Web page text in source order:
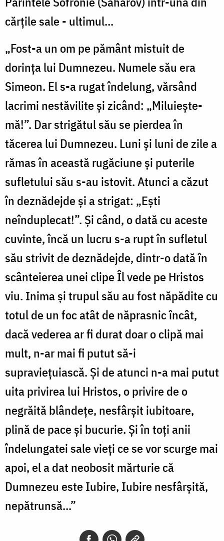
cărțile sale - ultimul...
„Fost-a un om pe pământ mistuit de
dorința lui Dumnezeu. Numele său era
Simeon. El s-a rugat îndelung, vărsând
lacrimi nestăvilite și zicând: „Miluiește-
mă!”. Dar strigătul său se pierdea în
tăcerea lui Dumnezeu. Luni și luni de zile a
rămas în această rugăciune și puterile
sufletului său s-au istovit. Atunci a căzut
în deznădejde și a strigat: „Ești
neînduplecat!”. Și când, o dată cu aceste
cuvinte, încă un lucru s-a rupt în sufletul
său strivit de deznădejde, dintr-o dată în
scânteierea unei clipe Îl vede pe Hristos
viu. Inima și trupul său au fost năpădite cu
totul de un foc atât de năprasnic încât,
dacă vederea ar fi durat doar o clipă mai
mult, n-ar mai fi putut să-i
supraviețuiască. Și de atunci n-a mai putut
uita privirea lui Hristos, o privire de o
negrăită blândețe, nesfârșit iubitoare,
plină de pace și bucurie. Și în toți anii
îndelungatei sale vieți ce se vor scurge mai
apoi, el a dat neobosit mărturie că
Dumnezeu este Iubire, Iubire nesfârșită,
nepătrunsă...”